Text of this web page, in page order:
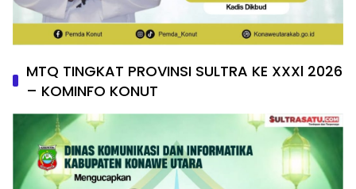
MTQ TINGKAT PROVINSI SULTRA KE XXXl 2026
– KOMINFO KONUT